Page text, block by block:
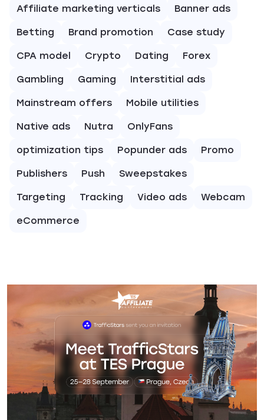
Affiliate marketing verticals Banner ads
Betting Brand promotion Case study
CPA model Crypto Dating Forex
Gambling Gaming Interstitial ads
Mainstream offers Mobile utilities
Native ads Nutra OnlyFans
optimization tips Popunder ads Promo
Publishers Push Sweepstakes
Targeting Tracking Video ads Webcam
eCommerce